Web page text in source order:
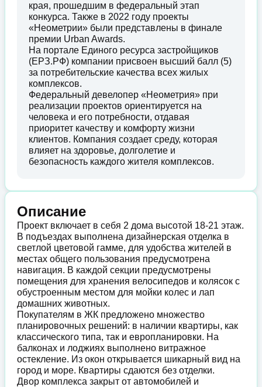
края, прошедшим в федеральный этап
конкурса. Также в 2022 году проекты
«Неометрии» были представлены в финале
премии Urban Awards.
На портале Единого ресурса застройщиков
(ЕРЗ.РФ) компании присвоен высший балл (5)
за потребительские качества всех жилых
комплексов.
Федеральный девелопер «Неометрия» при
реализации проектов ориентируется на
человека и его потребности, отдавая
приоритет качеству и комфорту жизни
клиентов. Компания создает среду, которая
влияет на здоровье, долголетие и
безопасность каждого жителя комплексов.
Описание
Проект включает в себя 2 дома высотой 18-21 этаж.
В подъездах выполнена дизайнерская отделка в
светлой цветовой гамме, для удобства жителей в
местах общего пользования предусмотрена
навигация. В каждой секции предусмотрены
помещения для хранения велосипедов и колясок с
обустроенным местом для мойки колес и лап
домашних животных.
Покупателям в ЖК предложено множество
планировочных решений: в наличии квартиры, как
классического типа, так и европланировки. На
балконах и лоджиях выполнено витражное
остекление. Из окон открывается шикарный вид на
город и море. Квартиры сдаются без отделки.
Двор комплекса закрыт от автомобилей и